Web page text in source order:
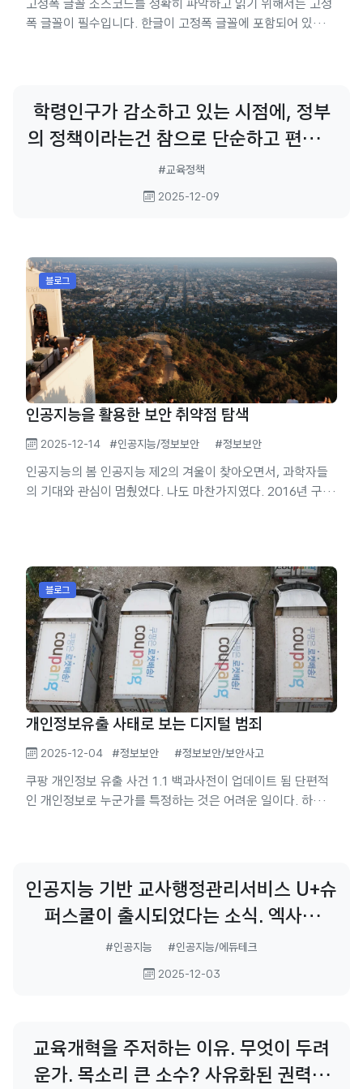
고정폭 글꼴 소스코드를 정확히 파악하고 읽기 위해서는 고정
폭 글꼴이 필수입니다. 한글이 고정폭 글꼴에 포함되어 있으
까다로운 조건 가독성 좋은 영문 글꼴이어야 함. 한글이 포함
되어 있어야 함. Nerd 문자가 포함되어 있어야 함. Monoplex
탄생 영문 : IBM Plex Mono 한글 : IBM Plex Sans KR
학령인구가 감소하고 있는 시점에, 정부
의 정책이라는건 참으로 단순하고 편리하
다. 학급수를 줄이지 뭐~ 학급도 줄고, 교
사도 줄이고, 학교도 없애고... 학급당 인
#교육정책
2025-12-09
블로그
인공지능을 활용한 보안 취약점 탐색
2025-12-14 #인공지능/정보보안 #정보보안
인공지능의 봄 인공지능 제2의 겨울이 찾아오면서, 과학자들
의 기대와 관심이 멈췄었다. 나도 마찬가지였다. 2016년 구글
발되어 등장하고, 대규모 언어모델과 생성형 인공지능이 등장
했다. 겨울은 완벽히 끝났고 인공지능과 직접적인 관계가 없던
전세계 모든 사람들에게 관심받기 시작했다. 때마침 웹서버 사
용량 폭증 생성형 인공지능의 가능성과 놀라움에 관심을...
블로그
개인정보유출 사태로 보는 디지털 범죄
2025-12-04 #정보보안 #정보보안/보안사고
쿠팡 개인정보 유출 사건 1.1 백과사전이 업데이트 됨 단편적
인 개인정보로 누군가를 특정하는 것은 어려운 일이다. 하지
카드결제 영수증, 소셜미디어 포스트 등에서 추출된 조각난 개
인정보들을 쿠팡이 유출한 개인정보와 맞춰보면, 꽤나 멋진 개
인정보파일을 만들어낼 수 있다. 1.2 인공지능의 조력 게다가
인공지능 기반 교사행정관리서비스 U+슈
퍼스쿨이 출시되었다는 소식. 엑사원
EXAONE의 도움을 받는다고... 기업의
서비스에 입력되는 교육정보와 나이스 시
#인공지능 #인공지능/에듀테크
2025-12-03
교육개혁을 주저하는 이유. 무엇이 두려
운가. 목소리 큰 소수? 사유화된 권력의